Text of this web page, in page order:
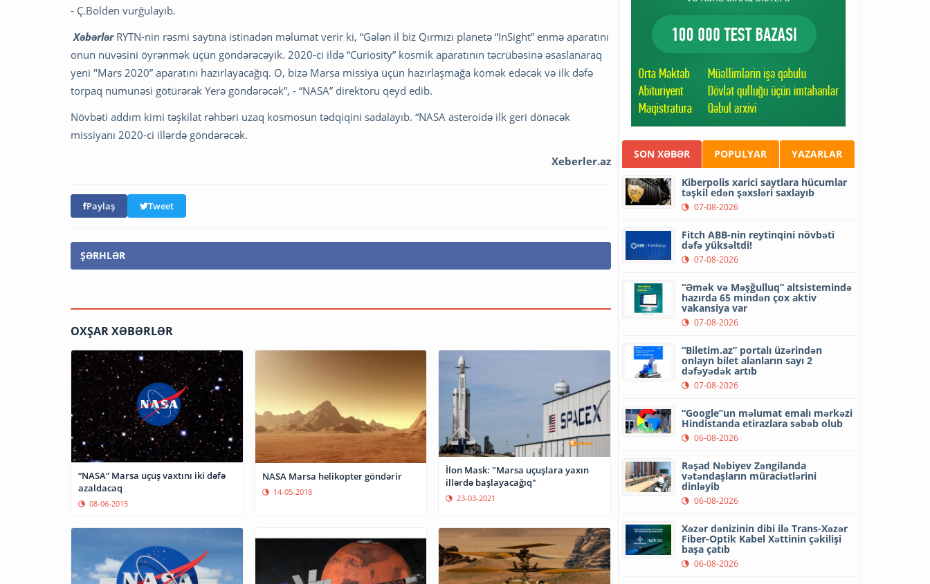
- Ç.Bolden vurğulayıb.
Xəbərlər RYTN-nin rəsmi saytına istinadən məlumat verir ki, “Gələn il biz Qırmızı planetə “InSight” enmə aparatını
onun nüvəsini öyrənmək üçün göndərəcəyik. 2020-ci ildə “Curiosity” kosmik aparatının təcrübəsinə əsaslanaraq
yeni "Mars 2020” aparatını hazırlayacağıq. O, bizə Marsa missiya üçün hazırlaşmağa kömək edəcək və ilk dəfə
torpaq nümunəsi götürərək Yerə göndərəcək”, - “NASA” direktoru qeyd edib.
Növbəti addım kimi təşkilat rəhbəri uzaq kosmosun tədqiqini sadalayıb. “NASA asteroidə ilk geri dönəcək
missiyanı 2020-ci illərdə göndərəcək.
Xeberler.az
Paylaş Tweet
ŞƏRHLƏR
OXŞAR XƏBƏRLƏR
“NASA” Marsa uçuş vaxtını iki dəfə
azaldacaq
08-06-2015
NASA Marsa helikopter göndərir
14-05-2018
İlon Mask: "Marsa uçuşlara yaxın
illərdə başlayacağıq"
23-03-2021
SON XƏBƏR POPULYAR YAZARLAR
Kiberpolis xarici saytlara hücumlar
təşkil edən şəxsləri saxlayıb
07-08-2026
Fitch ABB-nin reytinqini növbəti
dəfə yüksəltdi!
07-08-2026
“Əmək və Məşğulluq” altsistemində
hazırda 65 mindən çox aktiv
vakansiya var
07-08-2026
“Biletim.az” portalı üzərindən
onlayn bilet alanların sayı 2
dəfəyədək artıb
07-08-2026
“Google”un məlumat emalı mərkəzi
Hindistanda etirazlara səbəb olub
06-08-2026
Rəşad Nəbiyev Zəngilanda
vətəndaşların müraciətlərini
dinləyib
06-08-2026
Xəzər dənizinin dibi ilə Trans-Xəzər
Fiber-Optik Kabel Xəttinin çəkilişi
başa çatıb
06-08-2026